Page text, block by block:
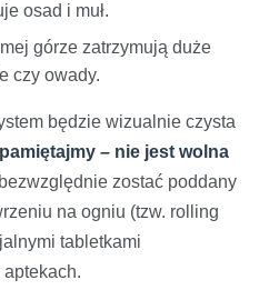
osad i muł.
górze zatrzymują duże
czy owady.
będzie wizualnie czysta
pamiętajmy – nie jest wolna
zostać poddany
na ogniu (tzw. rolling
tabletkami